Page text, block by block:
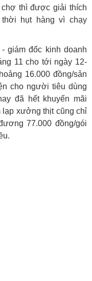
thì được giải thích
hụt hàng vì chạy
giám đốc kinh doanh
11 cho tới ngày 12-
16.000 đồng/sản
cho người tiêu dùng
đã hết khuyến mãi
xưởng thịt cũng chỉ
77.000 đồng/gói